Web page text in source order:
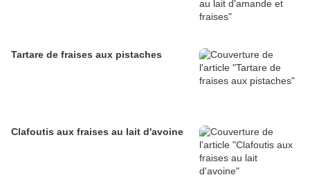
Tartare de fraises aux pistaches
Clafoutis aux fraises au lait d'avoine